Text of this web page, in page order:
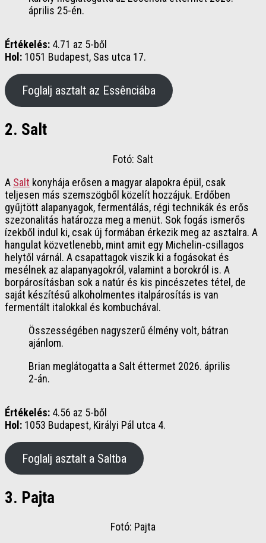
április 25-én.
Értékelés: 4.71 az 5-ből
Hol: 1051 Budapest, Sas utca 17.
Foglalj asztalt az Essênciába
2. Salt
Fotó: Salt
A Salt konyhája erősen a magyar alapokra épül, csak
teljesen más szemszögből közelít hozzájuk. Erdőben
gyűjtött alapanyagok, fermentálás, régi technikák és erős
szezonalitás határozza meg a menüt. Sok fogás ismerős
ízekből indul ki, csak új formában érkezik meg az asztalra. A
hangulat közvetlenebb, mint amit egy Michelin-csillagos
helytől várnál. A csapattagok viszik ki a fogásokat és
mesélnek az alapanyagokról, valamint a borokról is. A
borpárosításban sok a natúr és kis pincészetes tétel, de
saját készítésű alkoholmentes italpárosítás is van
fermentált italokkal és kombuchával.
Összességében nagyszerű élmény volt, bátran
ajánlom.
Brian meglátogatta a Salt éttermet 2026. április
2-án.
Értékelés: 4.56 az 5-ből
Hol: 1053 Budapest, Királyi Pál utca 4.
Foglalj asztalt a Saltba
3. Pajta
Fotó: Pajta